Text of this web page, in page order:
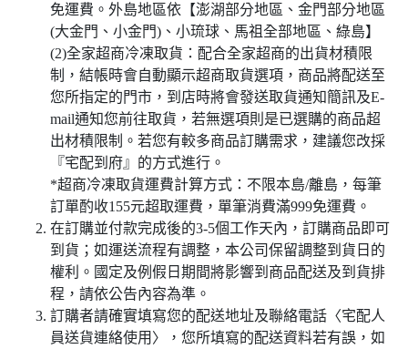
免運費。外島地區依【澎湖部分地區、金門部分地區
(大金門、小金門)、小琉球、馬祖全部地區、綠島】
(2)全家超商冷凍取貨：配合全家超商的出貨材積限
制，結帳時會自動顯示超商取貨選項，商品將配送至
您所指定的門市，到店時將會發送取貨通知簡訊及E-
mail通知您前往取貨，若無選項則是已選購的商品超
出材積限制。若您有較多商品訂購需求，建議您改採
『宅配到府』的方式進行。
*超商冷凍取貨運費計算方式：不限本島/離島，每筆
訂單酌收155元超取運費，單筆消費滿999免運費。
在訂購並付款完成後的3-5個工作天內，訂購商品即可
到貨；如運送流程有調整，本公司保留調整到貨日的
權利。國定及例假日期間將影響到商品配送及到貨排
程，請依公告內容為準。
訂購者請確實填寫您的配送地址及聯絡電話〈宅配人
員送貨連絡使用〉，您所填寫的配送資料若有誤，如